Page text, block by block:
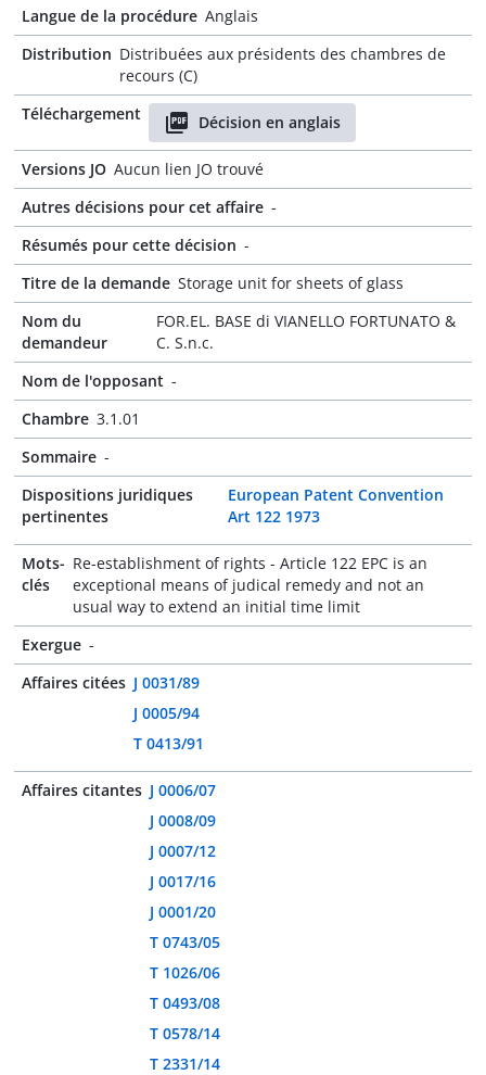
Langue de la procédure Anglais
Distribution Distribuées aux présidents des chambres de
recours (C)
Téléchargement
Décision en anglais
Versions JO Aucun lien JO trouvé
Autres décisions pour cet affaire -
Résumés pour cette décision -
Titre de la demande Storage unit for sheets of glass
Nom du
demandeur
FOR.EL. BASE di VIANELLO FORTUNATO &
C. S.n.c.
Nom de l'opposant -
Chambre 3.1.01
Sommaire -
Dispositions juridiques
pertinentes
European Patent Convention
Art 122 1973
Mots-
clés
Re-establishment of rights - Article 122 EPC is an
exceptional means of judical remedy and not an
usual way to extend an initial time limit
Exergue -
Affaires citées J 0031/89
J 0005/94
T 0413/91
Affaires citantes J 0006/07
J 0008/09
J 0007/12
J 0017/16
J 0001/20
T 0743/05
T 1026/06
T 0493/08
T 0578/14
T 2331/14